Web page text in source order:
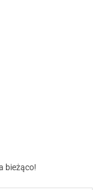
bieżąco!